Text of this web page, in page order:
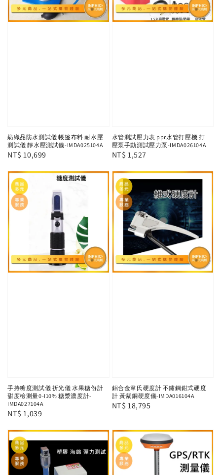
紡織品防水測試儀 帳篷布料 耐水壓
測試儀 靜水壓測試儀-IMDA025104A
Regular
NT$ 10,699
水管測試壓力表 ppr水管打壓機 打
壓泵手動測試壓力泵-IMDA026104A
Regular
NT$ 1,527
手持糖度測試儀 折光儀 水果糖份計
甜度檢測量0-I10% 糖漿濃度計-
IMDA027104A
Regular
NT$ 1,039
鋁合金韋氏硬度計 不鏽鋼鉗式硬度
計 黃紫銅硬度儀-IMDA016104A
Regular
NT$ 18,795